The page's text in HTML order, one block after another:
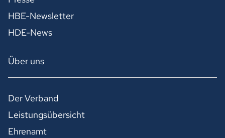
HBE-Newsletter
HDE-News
Über uns
Der Verband
Leistungsübersicht
Ehrenamt